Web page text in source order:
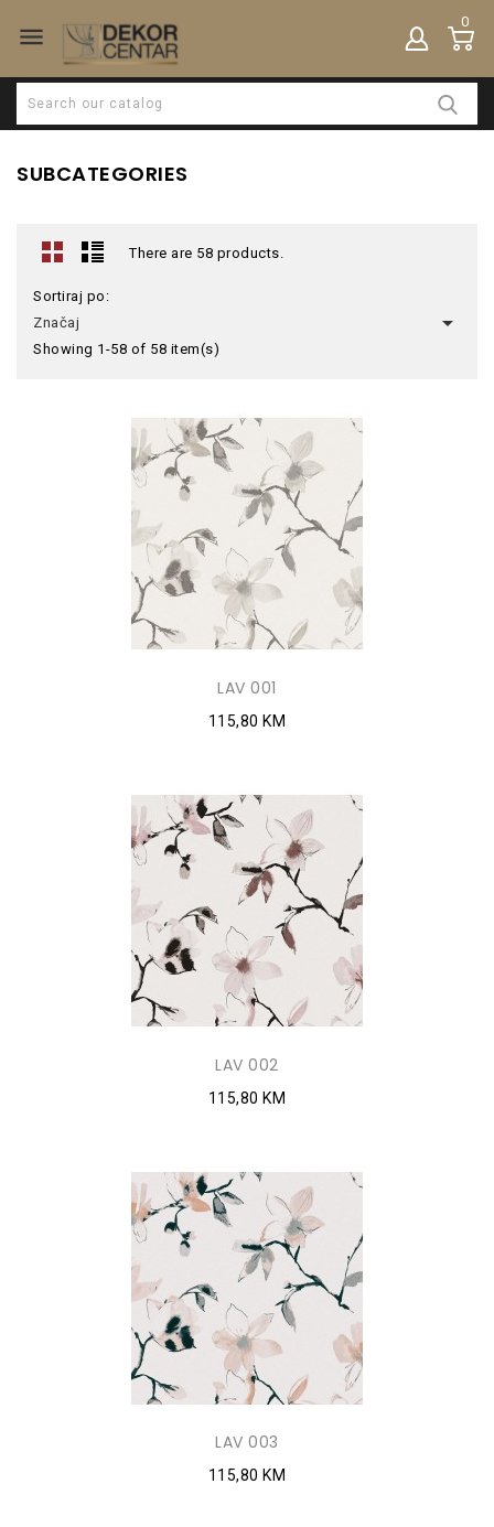

0
SUBCATEGORIES
There are 58 products.
Sortiraj po:
Značaj

Showing 1-58 of 58 item(s)
LAV 001
115,80 KM
LAV 002
115,80 KM
LAV 003
115,80 KM